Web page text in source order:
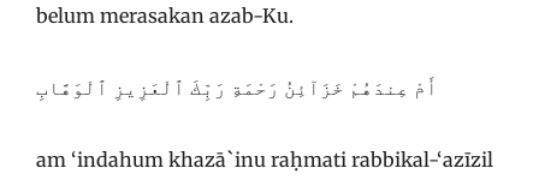
belum merasakan azab-Ku.
أَمْ عِندَهُمْ خَزَآئِنُ رَحْمَةِ رَبِّكَ ٱلْعَزِيزِ ٱلْوَهَّابِ
am ‘indahum khazā`inu raḥmati rabbikal-‘azīzil